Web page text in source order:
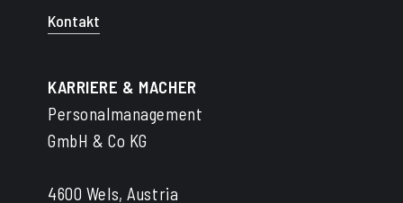
Kontakt
KARRIERE & MACHER
Personalmanagement
GmbH & Co KG
4600 Wels, Austria